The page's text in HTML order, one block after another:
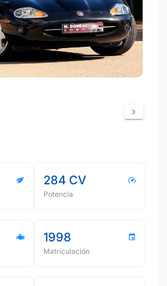
284 CV
Potencia
1998
Matriculación